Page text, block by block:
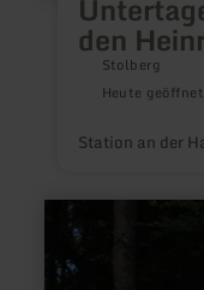
den
Stolberg
Heute geöffnet
Station an der
mehr
erfahren
Wohnmobilstellplatz
Lutzerath